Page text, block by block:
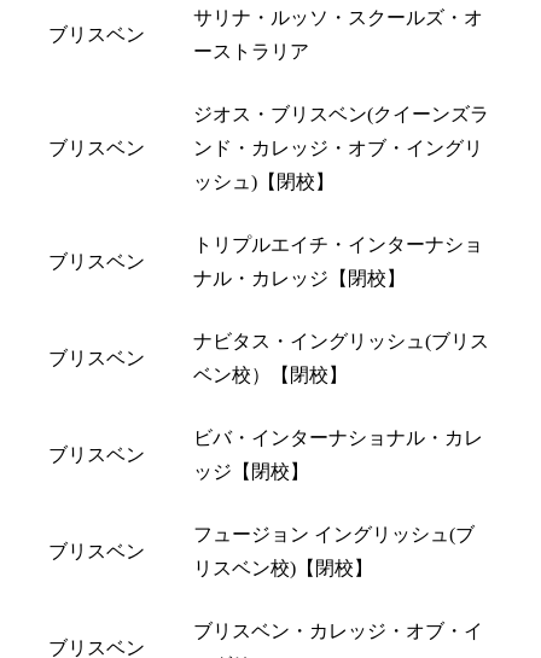
ブリスベン
サリナ・ルッソ・スクールズ・オ
ーストラリア
ブリスベン
ジオス・ブリスベン(クイーンズラ
ンド・カレッジ・オブ・イングリ
ッシュ)【閉校】
ブリスベン
トリプルエイチ・インターナショ
ナル・カレッジ【閉校】
ブリスベン
ナビタス・イングリッシュ(ブリス
ベン校）【閉校】
ブリスベン
ビバ・インターナショナル・カレ
ッジ【閉校】
ブリスベン
フュージョン イングリッシュ(ブ
リスベン校)【閉校】
ブリスベン
ブリスベン・カレッジ・オブ・イ